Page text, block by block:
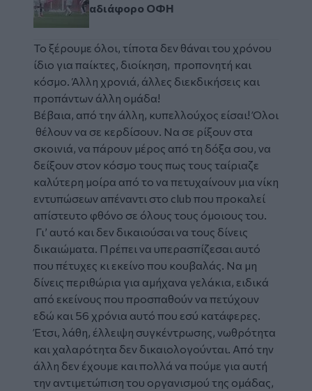
αδιάφορο ΟΦΗ
Το ξέρουμε όλοι, τίποτα δεν θάναι του χρόνου
ίδιο για παίκτες, διοίκηση, προπονητή και
κόσμο. Άλλη χρονιά, άλλες διεκδικήσεις και
προπάντων άλλη ομάδα!
Βέβαια, από την άλλη, κυπελλούχος είσαι! Όλοι
θέλουν να σε κερδίσουν. Να σε ρίξουν στα
σκοινιά, να πάρουν μέρος από τη δόξα σου, να
δείξουν στον κόσμο τους πως τους ταίριαζε
καλύτερη μοίρα από το να πετυχαίνουν μια νίκη
εντυπώσεων απέναντι στο club που προκαλεί
απίστευτο φθόνο σε όλους τους όμοιους του.
Γι’ αυτό και δεν δικαιούσαι να τους δίνεις
δικαιώματα. Πρέπει να υπερασπίζεσαι αυτό
που πέτυχες κι εκείνο που κουβαλάς. Να μη
δίνεις περιθώρια για αμήχανα γελάκια, ειδικά
από εκείνους που προσπαθούν να πετύχουν
εδώ και 56 χρόνια αυτό που εσύ κατάφερες.
Έτσι, λάθη, έλλειψη συγκέντρωσης, νωθρότητα
και χαλαρότητα δεν δικαιολογούνται. Από την
άλλη δεν έχουμε και πολλά να πούμε για αυτή
την αντιμετώπιση του οργανισμού της ομάδας,